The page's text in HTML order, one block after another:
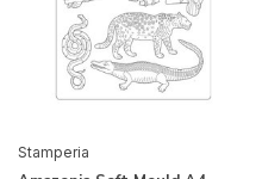
Stamperia